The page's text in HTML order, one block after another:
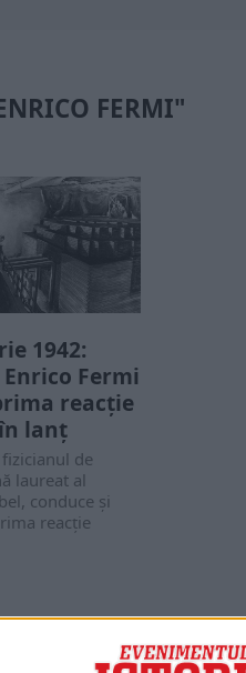
FERMI"
1942:
Fermi
reacție
lanț
de
laureat al
conduce și
reacție